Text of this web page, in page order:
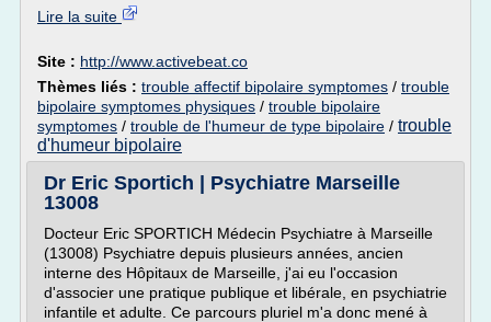
Lire la suite
Site : http://www.activebeat.co
Thèmes liés : trouble affectif bipolaire symptomes / trouble
bipolaire symptomes physiques / trouble bipolaire
symptomes / trouble de l'humeur de type bipolaire / trouble
d'humeur bipolaire
Dr Eric Sportich | Psychiatre Marseille
13008
Docteur Eric SPORTICH Médecin Psychiatre à Marseille
(13008) Psychiatre depuis plusieurs années, ancien
interne des Hôpitaux de Marseille, j'ai eu l'occasion
d'associer une pratique publique et libérale, en psychiatrie
infantile et adulte. Ce parcours pluriel m'a donc mené à